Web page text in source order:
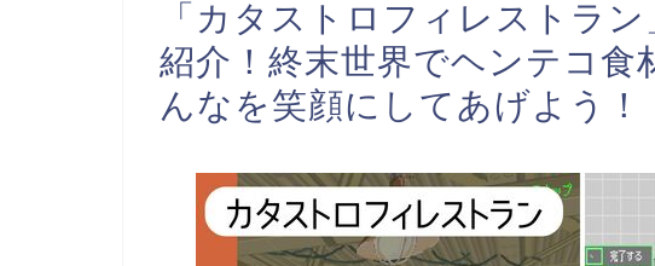
「カタストロフィレストラ
紹介！終末世界でヘンテコ食
んなを笑顔にしてあげよう！